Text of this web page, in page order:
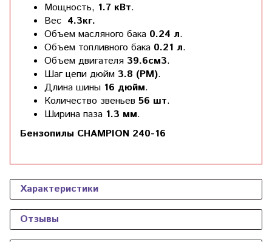
Мощность, 1.7 кВт.
Вес 4.3кг.
Объем масляного бака 0.24 л.
Объем топливного бака 0.21 л.
Объем двигателя 39.6см3.
Шаг цепи дюйм 3.8 (PM).
Длина шины 16 дюйм.
Количество звеньев 56 шт.
Ширина паза 1.3 мм.
Бензопилы CHAMPION 240-16
Характеристики
Отзывы